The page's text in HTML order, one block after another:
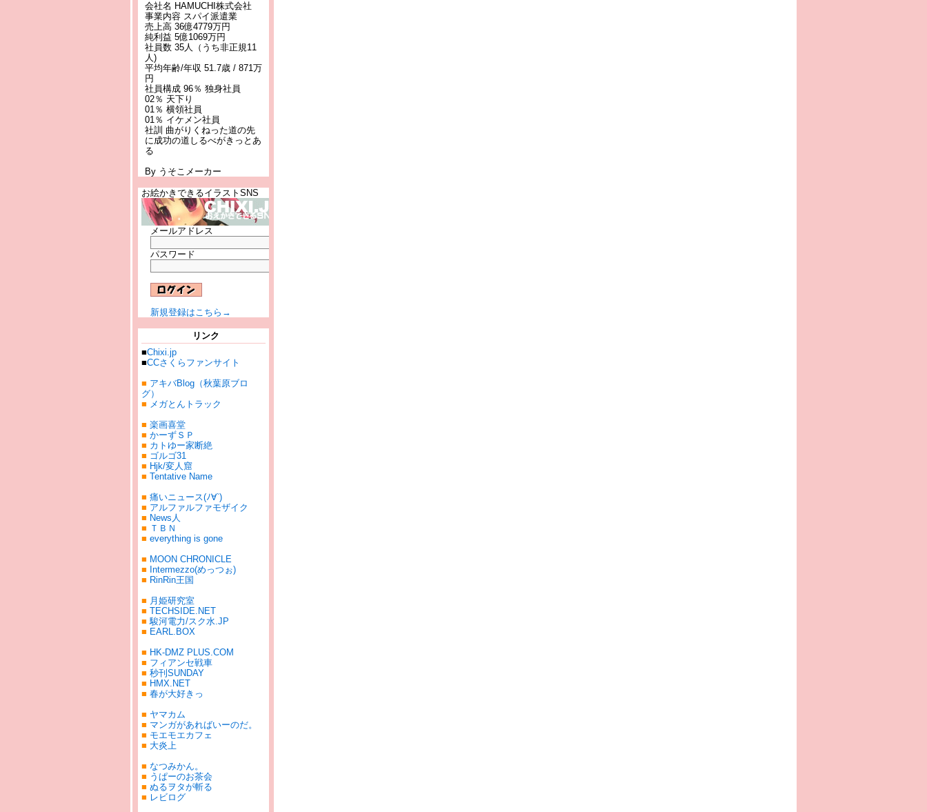
会社名 HAMUCHI株式会社
事業内容 スパイ派遣業
売上高 36億4779万円
純利益 5億1069万円
社員数 35人（うち非正規11
人)
平均年齢/年収 51.7歳 / 871万
円
社員構成 96％ 独身社員
02％ 天下り
01％ 横領社員
01％ イケメン社員
社訓 曲がりくねった道の先
に成功の道しるべがきっとあ
る
By うそこメーカー
お絵かきできるイラストSNS
メールアドレス
パスワード
新規登録はこちら→
リンク
■Chixi.jp
■CCさくらファンサイト
■ アキバBlog（秋葉原ブロ
グ）
■ メガとんトラック
■ 楽画喜堂
■ かーずＳＰ
■ カトゆー家断絶
■ ゴルゴ31
■ Hjk/変人窟
■ Tentative Name
■ 痛いニュース(ﾉ∀`)
■ アルファルファモザイク
■ News人
■ ＴＢＮ
■ everything is gone
■ MOON CHRONICLE
■ Intermezzo(めっつぉ)
■ RinRin王国
■ 月姫研究室
■ TECHSIDE.NET
■駿河電力/スク水.JP
■ EARL.BOX
■ HK-DMZ PLUS.COM
■ フィアンセ戦車
■ 秒刊SUNDAY
■ HMX.NET
■ 春が大好きっ
■ ヤマカム
■ マンガがあればいーのだ。
■ モエモエカフェ
■ 大炎上
■ なつみかん。
■ うぱーのお茶会
■ ぬるヲタが斬る
■ レビログ